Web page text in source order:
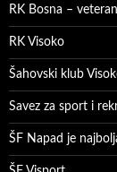
RK Bosna –
RK Visoko
Šahovski klub
Savez za sport i
ŠF Napad je